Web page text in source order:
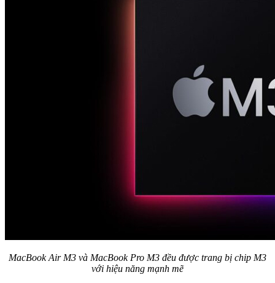
MacBook Air M3 và MacBook Pro M3 đều được trang bị chip M3
với hiệu năng mạnh mẽ